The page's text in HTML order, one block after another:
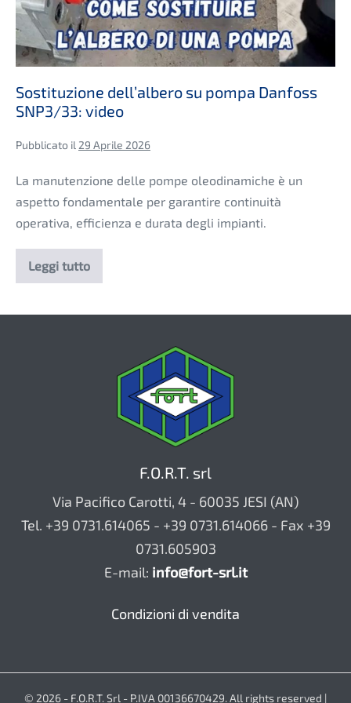
Sostituzione dell’albero su pompa Danfoss
SNP3/33: video
Pubblicato il 29 Aprile 2026
La manutenzione delle pompe oleodinamiche è un
aspetto fondamentale per garantire continuità
operativa, efficienza e durata degli impianti.
Leggi tuttoSostituzione
dell’albero
F.O.R.T. srl
Via Pacifico Carotti, 4 - 60035 JESI (AN)
Tel. +39 0731.614065 - +39 0731.614066 - Fax +39
0731.605903
E-mail: info@fort-srl.it
Condizioni di vendita
© 2026 - F.O.R.T. Srl - P.IVA 00136670429. All rights reserved |